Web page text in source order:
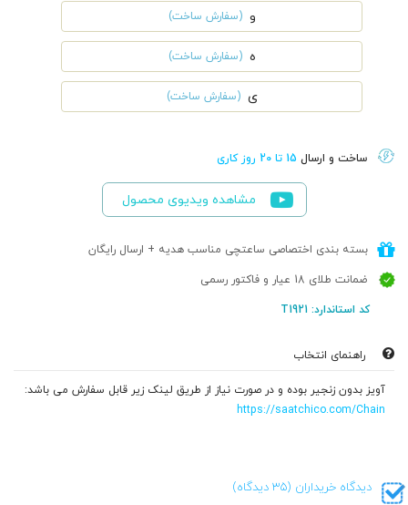
و (سفارش ساخت)
ه (سفارش ساخت)
ی (سفارش ساخت)
ساخت و ارسال 15 تا 20 روز کاری
مشاهده ویدیوی محصول
بسته بندی اختصاصی ساعتچی مناسب هدیه + ارسال رایگان
ضمانت طلای 18 عیار و فاکتور رسمی
کد استاندارد: T1921
راهنمای انتخاب
آویز بدون زنجیر بوده و در صورت نیاز از طریق لینک زیر قابل سفارش می باشد:
https://saatchico.com/Chain
دیدگاه خریداران (35 دیدگاه)